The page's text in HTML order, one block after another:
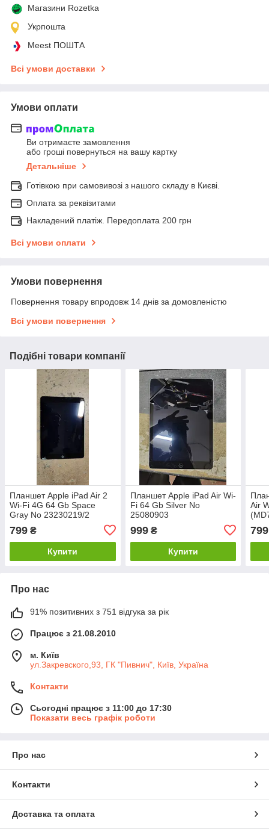
Магазини Rozetka
Укрпошта
Meest ПОШТА
Всі умови доставки
Умови оплати
Ви отримаєте замовлення
або гроші повернуться на вашу картку
Детальніше
Готівкою при самовивозі з нашого складу в Києві.
Оплата за реквізитами
Накладений платіж. Передоплата 200 грн
Всі умови оплати
Умови повернення
Повернення товару впродовж 14 днів за домовленістю
Всі умови повернення
Подібні товари компанії
Планшет Apple iPad Air 2
Wi-Fi 4G 64 Gb Space
Gray No 23230219/2
799 ₴
Купити
Планшет Apple iPad Air Wi-
Fi 64 Gb Silver No
25080903
999₴
Купити
Air
799
Про нас
91% позитивних з 751 відгука за рік
Працює з 21.08.2010
м. Київ
ул.Закревского,93, ГК "Пивнич", Київ, Україна
Контакти
Сьогодні працює з 11:00 до 17:30
Показати весь графік роботи
Про нас
Контакти
Доставка та оплата